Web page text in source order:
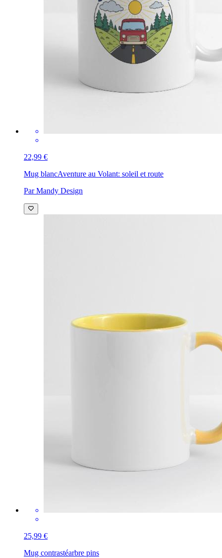
22,99 €
Mug blancAventure au Volant: soleil et route
Par Mandy Design
25,99 €
Mug contrastéarbre pins